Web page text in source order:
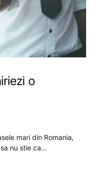
o
mari din Romania,
nu stie ca…